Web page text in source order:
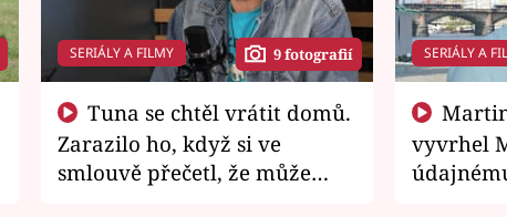
SERIÁLY A FILMY 9 fotografií
Zarazilo ho, když si ve
smlouvě přečetl, že může
SERIÁLY A
vyvrhel